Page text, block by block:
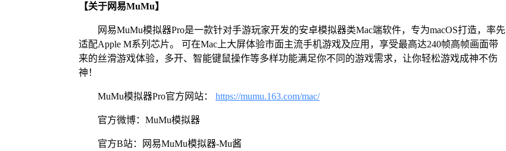
【关于网易MuMu】
网易MuMu模拟器Pro是一款针对手游玩家开发的安卓模拟器类Mac端软件，专为macOS打造，率先
适配Apple M系列芯片。 可在Mac上大屏体验市面主流手机游戏及应用，享受最高达240帧高帧画面带
来的丝滑游戏体验，多开、智能键鼠操作等多样功能满足你不同的游戏需求，让你轻松游戏成神不伤
神！
MuMu模拟器Pro官方网站： https://mumu.163.com/mac/
官方微博：MuMu模拟器
官方B站：网易MuMu模拟器-Mu酱